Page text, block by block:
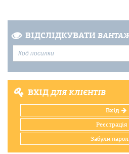
ВІДСЛІДКУВАТИ
ВХІДДЛЯ КЛІЄНТІВ
Вхід
Реєстрація
Забули